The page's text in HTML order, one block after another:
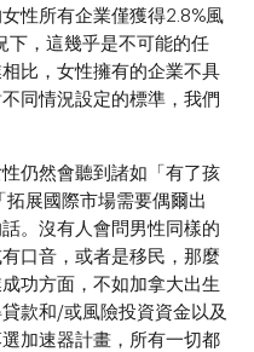
性所有企業僅獲得2.8%風
下，這幾乎是不可能的任
比，女性擁有的企業不具
同情況設定的標準，我們
仍然會聽到諸如「有了孩
展國際市場需要偶爾出
。沒有人會問男性同樣的
口音，或者是移民，那麼
功方面，不如加拿大出生
款和/或風險投資資金以及
加速器計畫，所有一切都